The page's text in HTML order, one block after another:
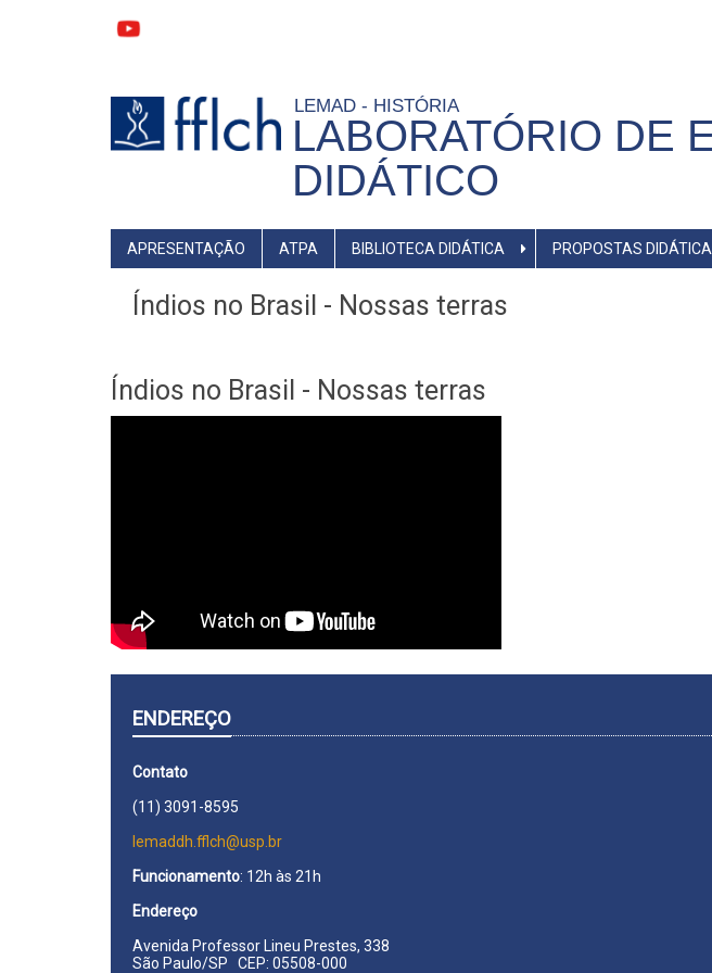
LEMAD - HISTÓRIA
LABORATÓRIO DE
DIDÁTICO
MAIN
NAVIGATION
APRESENTAÇÃO ATPA BIBLIOTECA DIDÁTICA PROPOSTAS
Índios no Brasil - Nossas terras
Índios no Brasil - Nossas terras
ENDEREÇO
Contato
(11) 3091-8595
lemaddh.fflch@usp.br
Funcionamento: 12h às 21h
Endereço
Avenida Professor Lineu Prestes, 338
São Paulo/SP CEP: 05508-000